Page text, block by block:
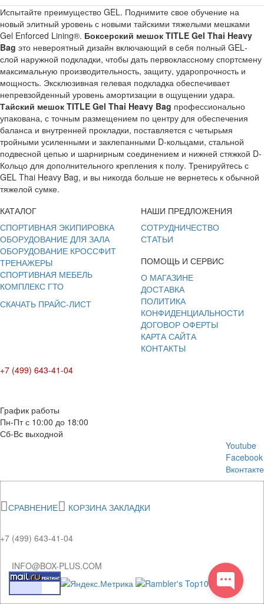
Испытайте преимущество GEL. Поднимите свое обучение на
новый элитный уровень с новыми тайскими тяжелыми мешками
Gel Enforced Lining®. Боксерский мешок TITLE Gel Thai Heavy
Bag это невероятный дизайн включающий в себя полный GEL-
слой наружной подкладки, чтобы дать первоклассному спортсмену
максимальную производительность, защиту, ударопрочность и
мощность. Эксклюзивная гелевая подкладка обеспечивает
непревзойденный уровень амортизации в ощущении удара.
Тайский мешок TITLE Gel Thai Heavy Bag профессионально
упакована, с точным размещением по центру для обеспечения
баланса и внутренней прокладки, поставляется с четырьмя
тройными усиленными и заклепанными D-кольцами, стальной
подвесной цепью и шарнирным соединением и нижней стяжкой D-
Кольцо для дополнительного крепления к полу. Тренируйтесь с
GEL Thai Heavy Bag, и вы никогда больше не вернетесь к обычной
тяжелой сумке.
КАТАЛОГ
СПОРТИВНАЯ ЭКИПИРОВКА
ОБОРУДОВАНИЕ ДЛЯ ЗАЛА
ОБОРУДОВАНИЕ КРОССФИТ
ТРЕНАЖЕРЫ
СПОРТИВНАЯ МЕБЕЛЬ
КОМПЛЕКС ГТО
СКАЧАТЬ ПРАЙС-ЛИСТ
НАШИ ПРЕДЛОЖЕНИЯ
СОТРУДНИЧЕСТВО
СТАТЬИ
ПОМОЩЬ И СЕРВИС
О МАГАЗИНЕ
ДОСТАВКА
ПОЛИТИКА
КОНФИДЕНЦИАЛЬНОСТИ
ДОГОВОР ОФЕРТЫ
КАРТА САЙТА
КОНТАКТЫ
+7 (499) 643-41-04
График работы
Пн-Пт с 10:00 до 18:00
Сб-Вс выходной
Youtube
Facebook
Вконтакте
СРАВНЕНИЕ КОРЗИНА ЗАКЛАДКИ
+7 (499) 643-41-04
INFO@BOX-PLUS.COM